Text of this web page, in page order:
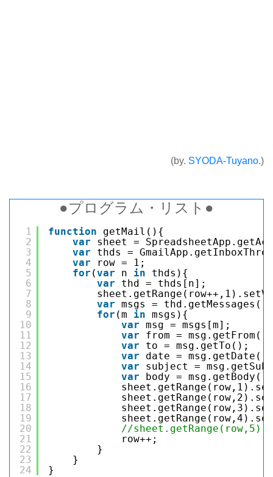
(by. SYODA-Tuyano.)
●プログラム・リスト●
1
2
3
4
5
6
7
8
9
10
11
12
13
14
15
16
17
18
19
20
21
22
23
24
function
getMail(){
var
sheet =
var
thds =
var
row = 1;
for (var n in
thds){
var
thd = thds[n];
var msgs = thd.getMessages();
for (m in msgs){
var msg = msgs[m];
var
from = msg.getFrom();
var
to = msg.getTo();
var
date = msg.getDate();
var
subject =
var
body = msg.getBody();
//
row++;
}
}
}